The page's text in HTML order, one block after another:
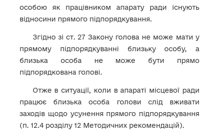
особою як працівником апарату ради існують
відносини прямого підпорядкування.
Згідно зі ст. 27 Закону голова не може мати у
прямому підпорядкуванні близьку особу, а
близька особа не може бути прямо
підпорядкована голові.
Отже в ситуації, коли в апараті місцевої ради
працює близька особа голови слід вживати
заходів щодо усунення прямого підпорядкування
(п. 12.4 розділу 12 Методичних рекомендацій).